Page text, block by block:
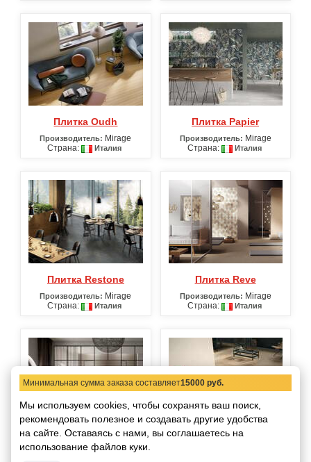
Плитка Oudh
Производитель: Mirage
Страна:
Италия
Плитка Papier
Производитель: Mirage
Страна:
Италия
Плитка Restone
Производитель: Mirage
Страна:
Италия
Плитка Reve
Производитель: Mirage
Страна:
Италия
Плитка Transition
Производитель:
Плитка Triboo Nat
Минимальная сумма заказа составляет15000 руб.
Мы используем cookies, чтобы сохранять ваш поиск,
рекомендовать полезное и создавать другие удобства
на сайте. Оставаясь с нами, вы соглашаетесь на
использование файлов куки.